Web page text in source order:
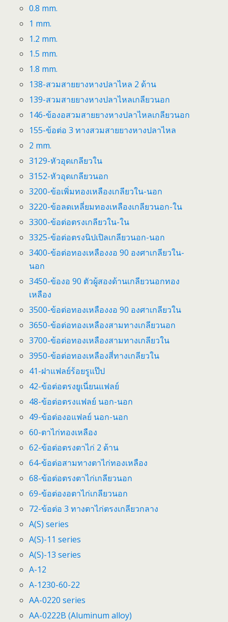
0.8 mm.
1 mm.
1.2 mm.
1.5 mm.
1.8 mm.
138-สวมสายยางหางปลาไหล 2 ด้าน
139-สวมสายยางหางปลาไหลเกลียวนอก
146-ข้องอสวมสายยางหางปลาไหลเกลียวนอก
155-ข้อต่อ 3 ทางสวมสายยางหางปลาไหล
2 mm.
3129-หัวอุดเกลียวใน
3152-หัวอุดเกลียวนอก
3200-ข้อเพิ่มทองเหลืองเกลียวใน-นอก
3220-ข้อลดเหลี่ยมทองเหลืองเกลียวนอก-ใน
3300-ข้อต่อตรงเกลียวใน-ใน
3325-ข้อต่อตรงนิปเปิลเกลียวนอก-นอก
3400-ข้อต่อทองเหลืองงอ 90 องศาเกลียวใน-
นอก
3450-ข้องอ 90 ตัวผู้สองด้านเกลียวนอกทอง
เหลือง
3500-ข้อต่อทองเหลืองงอ 90 องศาเกลียวใน
3650-ข้อต่อทองเหลืองสามทางเกลียวนอก
3700-ข้อต่อทองเหลืองสามทางเกลียวใน
3950-ข้อต่อทองเหลืองสี่ทางเกลียวใน
41-ฝาแฟลย์ร้อยรูแป๊ป
42-ข้อต่อตรงยูเนี่ยนแฟลย์
48-ข้อต่อตรงแฟลย์ นอก-นอก
49-ข้อต่องอแฟลย์ นอก-นอก
60-ตาไก่ทองเหลือง
62-ข้อต่อตรงตาไก่ 2 ด้าน
64-ข้อต่อสามทางตาไก่ทองเหลือง
68-ข้อต่อตรงตาไก่เกลียวนอก
69-ข้อต่องอตาไก่เกลียวนอก
72-ข้อต่อ 3 ทางตาไก่ตรงเกลียวกลาง
A(S) series
A(S)-11 series
A(S)-13 series
A-12
A-1230-60-22
AA-0220 series
AA-0222B (Aluminum alloy)